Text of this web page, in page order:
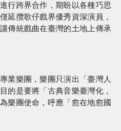
行跨界合作，期盼以各種巧思
延攬歌仔戲界優秀資深演員，
傳統戲曲在臺灣的土地上傳承
業樂團，樂團只演出「臺灣人
的是要將「古典音樂臺灣化，
樂團使命，呼應「愈在地愈國